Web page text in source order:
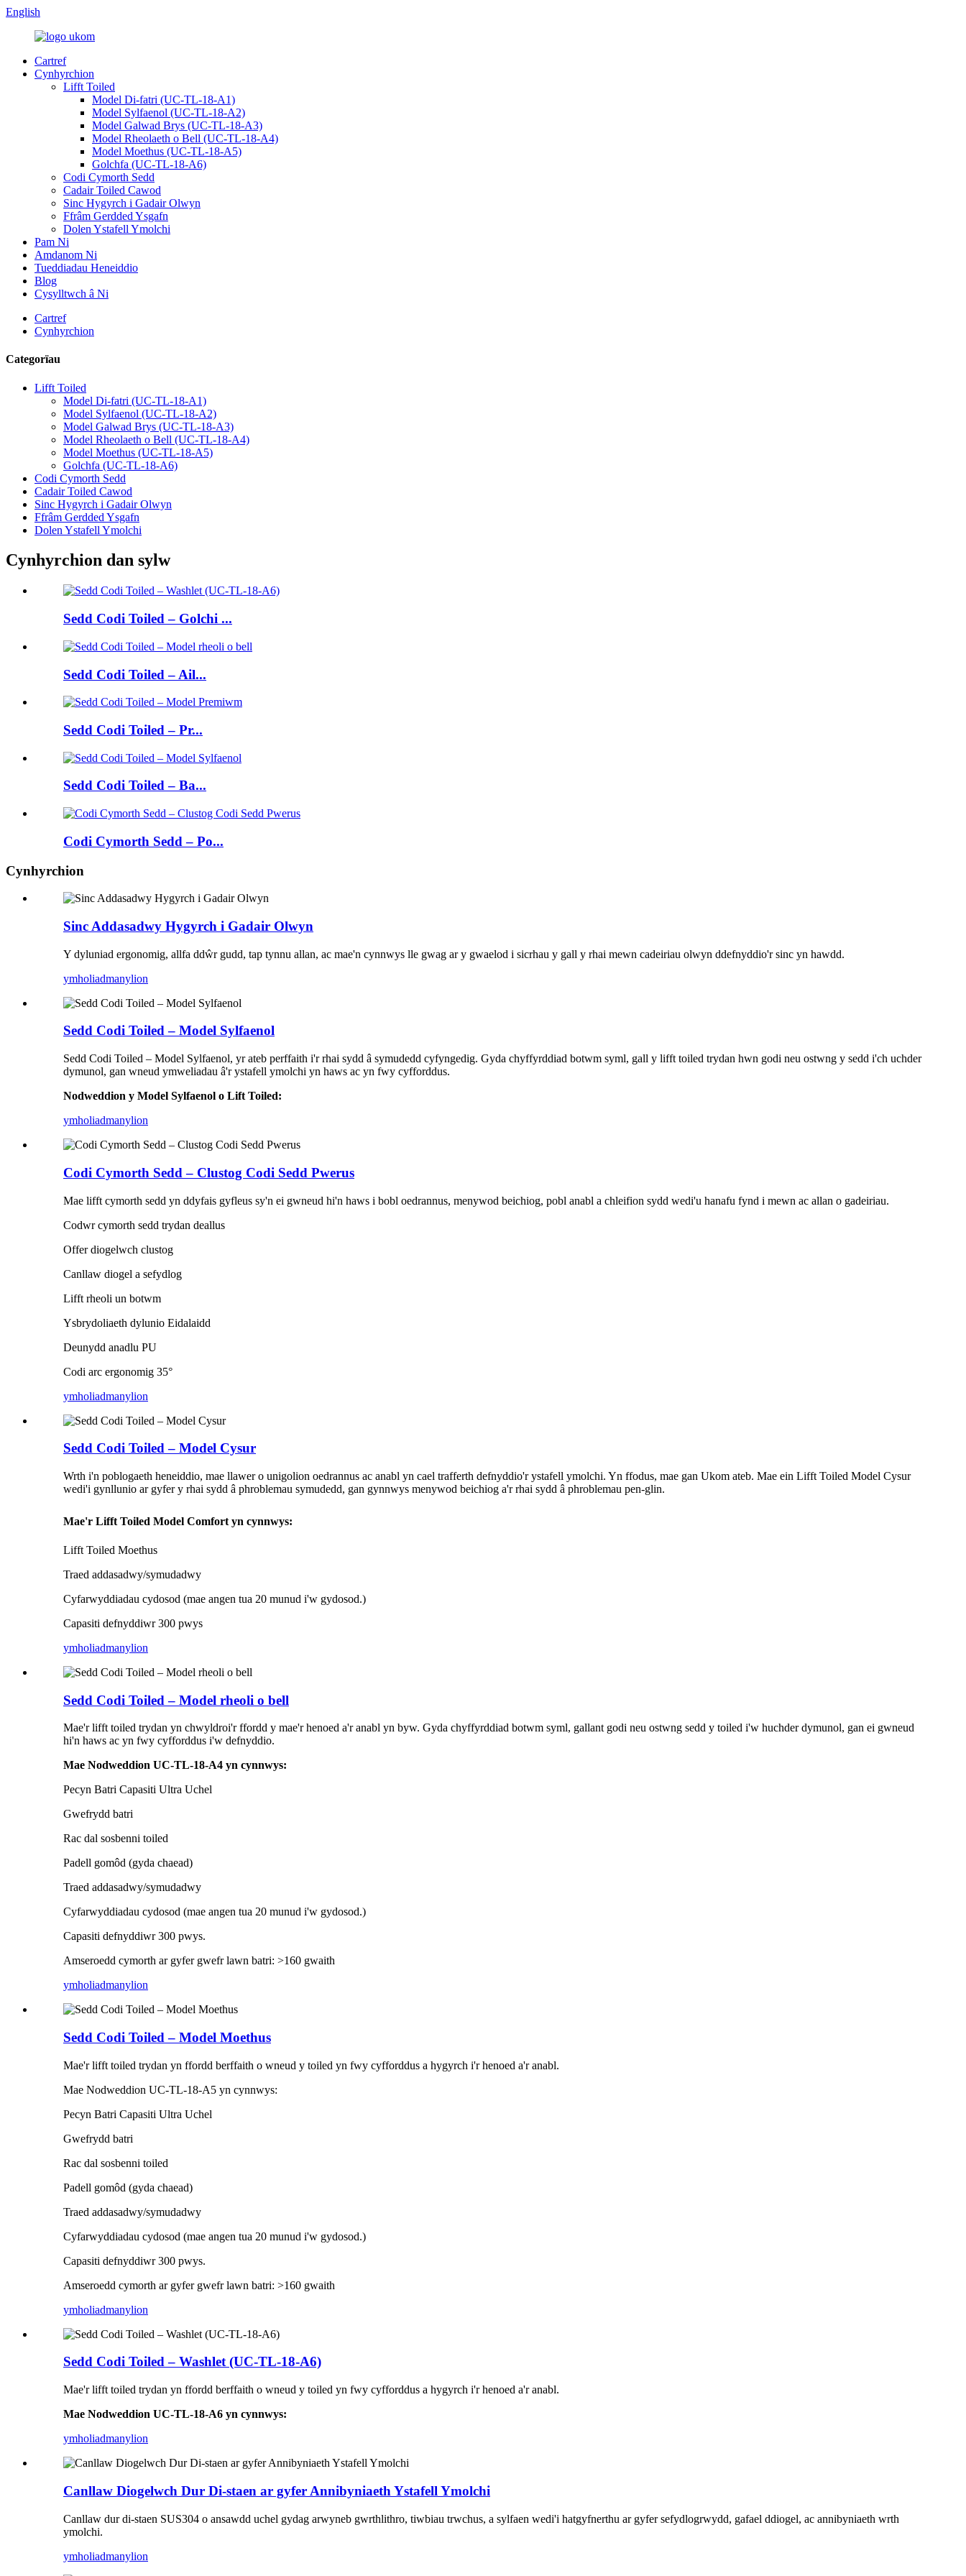
English
Cartref
Cynhyrchion
Lifft Toiled
Model Di-fatri (UC-TL-18-A1)
Model Sylfaenol (UC-TL-18-A2)
Model Galwad Brys (UC-TL-18-A3)
Model Rheolaeth o Bell (UC-TL-18-A4)
Model Moethus (UC-TL-18-A5)
Golchfa (UC-TL-18-A6)
Codi Cymorth Sedd
Cadair Toiled Cawod
Sinc Hygyrch i Gadair Olwyn
Ffrâm Gerdded Ysgafn
Dolen Ystafell Ymolchi
Pam Ni
Amdanom Ni
Tueddiadau Heneiddio
Blog
Cysylltwch â Ni
Cartref
Cynhyrchion
Categorïau
Lifft Toiled
Model Di-fatri (UC-TL-18-A1)
Model Sylfaenol (UC-TL-18-A2)
Model Galwad Brys (UC-TL-18-A3)
Model Rheolaeth o Bell (UC-TL-18-A4)
Model Moethus (UC-TL-18-A5)
Golchfa (UC-TL-18-A6)
Codi Cymorth Sedd
Cadair Toiled Cawod
Sinc Hygyrch i Gadair Olwyn
Ffrâm Gerdded Ysgafn
Dolen Ystafell Ymolchi
Cynhyrchion dan sylw
Sedd Codi Toiled – Golchi ...
Sedd Codi Toiled – Ail...
Sedd Codi Toiled – Pr...
Sedd Codi Toiled – Ba...
Codi Cymorth Sedd – Po...
Cynhyrchion
Sinc Addasadwy Hygyrch i Gadair Olwyn
Y dyluniad ergonomig, allfa ddŵr gudd, tap tynnu allan, ac mae'n cynnwys lle gwag ar y gwaelod i sicrhau y gall y rhai mewn cadeiriau olwyn ddefnyddio'r sinc yn hawdd.
ymholiadmanylion
Sedd Codi Toiled – Model Sylfaenol
Sedd Codi Toiled – Model Sylfaenol, yr ateb perffaith i'r rhai sydd â symudedd cyfyngedig. Gyda chyffyrddiad botwm syml, gall y lifft toiled trydan hwn godi neu ostwng y sedd i'ch uchder
dymunol, gan wneud ymweliadau â'r ystafell ymolchi yn haws ac yn fwy cyfforddus.
Nodweddion y Model Sylfaenol o Lift Toiled:
ymholiadmanylion
Codi Cymorth Sedd – Clustog Codi Sedd Pwerus
Mae lifft cymorth sedd yn ddyfais gyfleus sy'n ei gwneud hi'n haws i bobl oedrannus, menywod beichiog, pobl anabl a chleifion sydd wedi'u hanafu fynd i mewn ac allan o gadeiriau.
Codwr cymorth sedd trydan deallus
Offer diogelwch clustog
Canllaw diogel a sefydlog
Lifft rheoli un botwm
Ysbrydoliaeth dylunio Eidalaidd
Deunydd anadlu PU
Codi arc ergonomig 35°
ymholiadmanylion
Sedd Codi Toiled – Model Cysur
Wrth i'n poblogaeth heneiddio, mae llawer o unigolion oedrannus ac anabl yn cael trafferth defnyddio'r ystafell ymolchi. Yn ffodus, mae gan Ukom ateb. Mae ein Lifft Toiled Model Cysur
wedi'i gynllunio ar gyfer y rhai sydd â phroblemau symudedd, gan gynnwys menywod beichiog a'r rhai sydd â phroblemau pen-glin.
Mae'r Lifft Toiled Model Comfort yn cynnwys:
Lifft Toiled Moethus
Traed addasadwy/symudadwy
Cyfarwyddiadau cydosod (mae angen tua 20 munud i'w gydosod.)
Capasiti defnyddiwr 300 pwys
ymholiadmanylion
Sedd Codi Toiled – Model rheoli o bell
Mae'r lifft toiled trydan yn chwyldroi'r ffordd y mae'r henoed a'r anabl yn byw. Gyda chyffyrddiad botwm syml, gallant godi neu ostwng sedd y toiled i'w huchder dymunol, gan ei gwneud
hi'n haws ac yn fwy cyfforddus i'w defnyddio.
Mae Nodweddion UC-TL-18-A4 yn cynnwys:
Pecyn Batri Capasiti Ultra Uchel
Gwefrydd batri
Rac dal sosbenni toiled
Padell gomôd (gyda chaead)
Traed addasadwy/symudadwy
Cyfarwyddiadau cydosod (mae angen tua 20 munud i'w gydosod.)
Capasiti defnyddiwr 300 pwys.
Amseroedd cymorth ar gyfer gwefr lawn batri: >160 gwaith
ymholiadmanylion
Sedd Codi Toiled – Model Moethus
Mae'r lifft toiled trydan yn ffordd berffaith o wneud y toiled yn fwy cyfforddus a hygyrch i'r henoed a'r anabl.
Mae Nodweddion UC-TL-18-A5 yn cynnwys:
Pecyn Batri Capasiti Ultra Uchel
Gwefrydd batri
Rac dal sosbenni toiled
Padell gomôd (gyda chaead)
Traed addasadwy/symudadwy
Cyfarwyddiadau cydosod (mae angen tua 20 munud i'w gydosod.)
Capasiti defnyddiwr 300 pwys.
Amseroedd cymorth ar gyfer gwefr lawn batri: >160 gwaith
ymholiadmanylion
Sedd Codi Toiled – Washlet (UC-TL-18-A6)
Mae'r lifft toiled trydan yn ffordd berffaith o wneud y toiled yn fwy cyfforddus a hygyrch i'r henoed a'r anabl.
Mae Nodweddion UC-TL-18-A6 yn cynnwys:
ymholiadmanylion
Canllaw Diogelwch Dur Di-staen ar gyfer Annibyniaeth Ystafell Ymolchi
Canllaw dur di-staen SUS304 o ansawdd uchel gydag arwyneb gwrthlithro, tiwbiau trwchus, a sylfaen wedi'i hatgyfnerthu ar gyfer sefydlogrwydd, gafael ddiogel, ac annibyniaeth wrth
ymolchi.
ymholiadmanylion